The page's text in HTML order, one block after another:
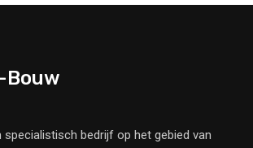
Bouw
specialistisch bedrijf op het gebied van